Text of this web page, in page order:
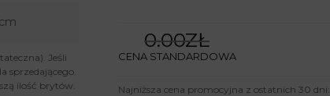
Jeśli
sprzedającego.
ilość brytów.
0.00ZŁ
CENA STANDARDOWA
Najniższa cena promocyjna z ostatnich 30 dni: